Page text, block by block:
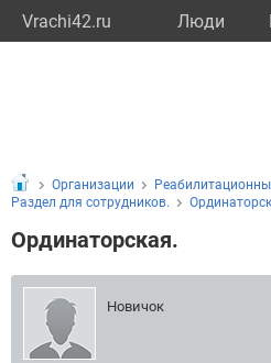
Vrachi42.ru Люди
Организации
Раздел для сотрудников.
Ординаторская.
Новичок